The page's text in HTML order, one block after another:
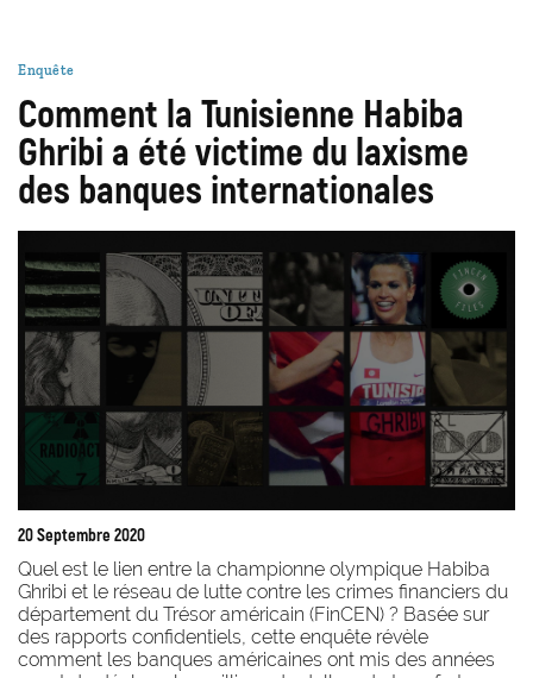
Enquête
Comment la Tunisienne Habiba
Ghribi a été victime du laxisme
des banques internationales
20 Septembre 2020
Quel est le lien entre la championne olympique Habiba
Ghribi et le réseau de lutte contre les crimes financiers du
département du Trésor américain (FinCEN) ? Basée sur
des rapports confidentiels, cette enquête révèle
comment les banques américaines ont mis des années